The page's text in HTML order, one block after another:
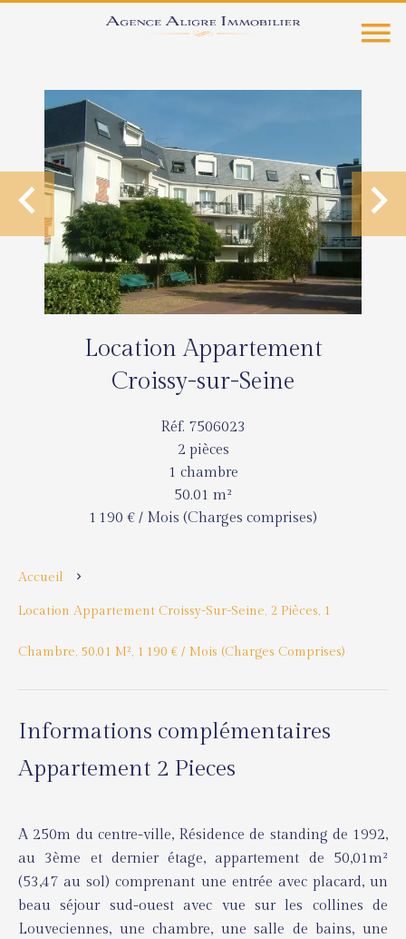
Location Appartement
Croissy-sur-Seine
Réf. 7506023
2 pièces
1 chambre
50.01 m²
1 190 € / Mois (Charges comprises)
Accueil
Location Appartement Croissy-Sur-Seine, 2 Pièces, 1
Chambre, 50.01 M², 1 190 € / Mois (Charges Comprises)
Informations complémentaires
Appartement 2 Pieces
A 250m du centre-ville, Résidence de standing de 1992,
au 3ème et dernier étage, appartement de 50,01m²
(53,47 au sol) comprenant une entrée avec placard, un
beau séjour sud-ouest avec vue sur les collines de
Louveciennes, une chambre, une salle de bains, une